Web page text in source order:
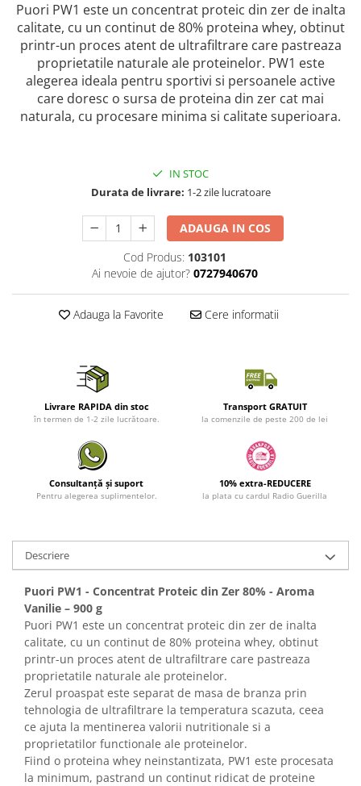
Puori PW1 este un concentrat proteic din zer de inalta
calitate, cu un continut de 80% proteina whey, obtinut
printr-un proces atent de ultrafiltrare care pastreaza
proprietatile naturale ale proteinelor. PW1 este
alegerea ideala pentru sportivi si persoanele active
care doresc o sursa de proteina din zer cat mai
naturala, cu procesare minima si calitate superioara.
IN STOC
Durata de livrare: 1-2 zile lucratoare
ADAUGA IN COS
Cod Produs: 103101
Ai nevoie de ajutor? 0727940670
Adauga la Favorite Cere informatii
Livrare RAPIDA din stoc
în termen de 1-2 zile lucrătoare.
Transport GRATUIT
la comenzile de peste 200 de lei
Consultanță și suport
Pentru alegerea suplimentelor.
10% extra-REDUCERE
la plata cu cardul Radio Guerilla
Descriere
Puori PW1 - Concentrat Proteic din Zer 80% - Aroma
Vanilie – 900 g
Puori PW1 este un concentrat proteic din zer de inalta
calitate, cu un continut de 80% proteina whey, obtinut
printr-un proces atent de ultrafiltrare care pastreaza
proprietatile naturale ale proteinelor.
Zerul proaspat este separat de masa de branza prin
tehnologia de ultrafiltrare la temperatura scazuta, ceea
ce ajuta la mentinerea valorii nutritionale si a
proprietatilor functionale ale proteinelor.
Fiind o proteina whey neinstantizata, PW1 este procesata
la minimum, pastrand un continut ridicat de proteine